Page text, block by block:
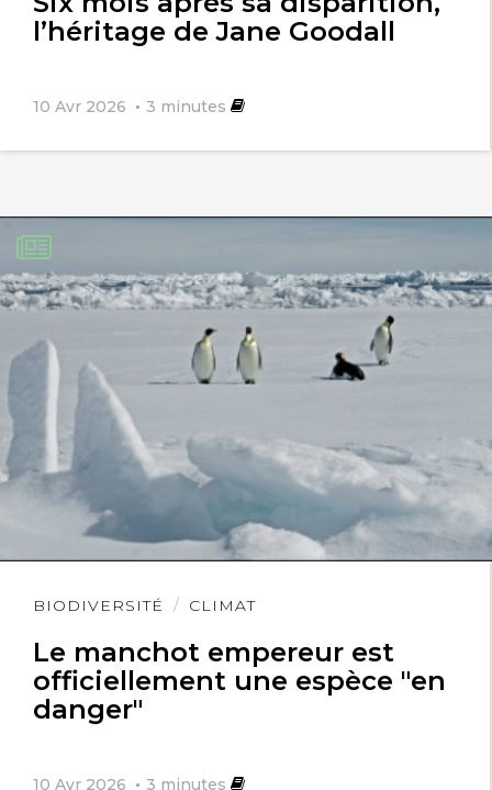
l’héritage de Jane Goodall
10 Avr 2026 3 minutes
BIODIVERSITÉ CLIMAT
Le manchot empereur est
officiellement une espèce "en
danger"
10 Avr 2026 3 minutes
Lire